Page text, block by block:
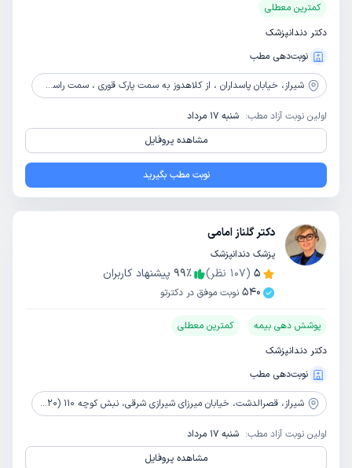
کمترین معطلی
دکتر دندانپزشک
نوبت‌دهی مطب
شیراز، خیابان پاسداران ، از کلاهدوز به سمت پارک قوری ، سمت راست بالای افق کورش ، ساختمان a3 واحد 6
اولین نوبت آزاد مطب: شنبه 17 مرداد
مشاهده پروفایل
نوبت مطب بگیرید
دکتر گلناز امامی
پزشک دندانپزشک
5
(
107 نظر) 99٪
پیشنهاد کاربران
540 نوبت موفق در دکترتو
پوشش دهی بیمه
کمترین معطلی
دکتر دندانپزشک
نوبت‌دهی مطب
شیراز، قصرالدشت، خیابان میرزای شیرازی شرقی، نبش کوچه 110 (20)، ساختمان پزشکان شاهد، طبقه 1، واحد 101
اولین نوبت آزاد مطب: شنبه 17 مرداد
مشاهده پروفایل